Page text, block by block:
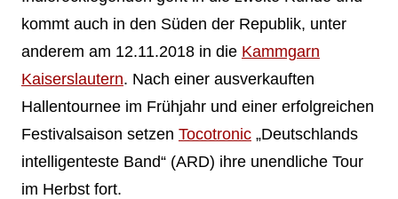
kommt auch in den Süden der Republik, unter
anderem am 12.11.2018 in die Kammgarn
Kaiserslautern. Nach einer ausverkauften
Hallentournee im Frühjahr und einer erfolgreichen
Festivalsaison setzen Tocotronic„Deutschlands
intelligenteste Band“ (ARD) ihre unendliche Tour
im Herbst fort.